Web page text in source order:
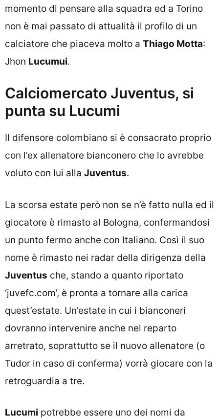
momento di pensare alla squadra ed a Torino
non è mai passato di attualità il profilo di un
calciatore che piaceva molto a Thiago Motta:
Jhon Lucumui.
Calciomercato Juventus, si
punta su Lucumi
Il difensore colombiano si è consacrato proprio
con l’ex allenatore bianconero che lo avrebbe
voluto con lui alla Juventus.
La scorsa estate però non se n’è fatto nulla ed il
giocatore è rimasto al Bologna, confermandosi
un punto fermo anche con Italiano. Così il suo
nome è rimasto nei radar della dirigenza della
Juventus che, stando a quanto riportato
‘juvefc.com’, è pronta a tornare alla carica
quest’estate. Un’estate in cui i bianconeri
dovranno intervenire anche nel reparto
arretrato, soprattutto se il nuovo allenatore (o
Tudor in caso di conferma) vorrà giocare con la
retroguardia a tre.
Lucumi potrebbe essere uno dei nomi da